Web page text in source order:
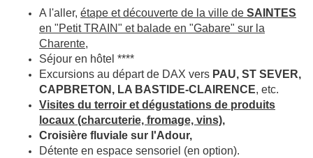
A l'aller, étape et découverte de la ville de SAINTES
en "Petit TRAIN" et balade en "Gabare" sur la
Charente,
Séjour en hôtel ****
Excursions au départ de DAX vers PAU, ST SEVER,
CAPBRETON, LA BASTIDE-CLAIRENCE, etc.
Visites du terroir et dégustations de produits
locaux (charcuterie, fromage, vins),
Croisière fluviale sur l'Adour,
Détente en espace sensoriel (en option).